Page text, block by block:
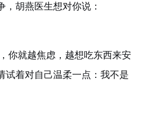
胡燕医生想对你说：
你就越焦虑，越想吃东西来安
试着对自己温柔一点：我不是